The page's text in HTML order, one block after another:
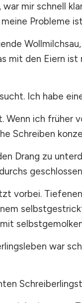
mir schnell
Probleme
mit den Eiern
Ich habe
Wenn ich früher
Schreiben
Drang zu
vorbei.
war